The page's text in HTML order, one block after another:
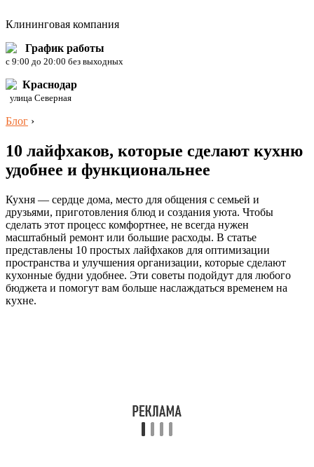
Клининговая компания
График работы
c 9:00 до 20:00 без выходных
Краснодар
улица Северная
Блог ›
10 лайфхаков, которые сделают кухню
удобнее и функциональнее
Кухня — сердце дома, место для общения с семьей и
друзьями, приготовления блюд и создания уюта. Чтобы
сделать этот процесс комфортнее, не всегда нужен
масштабный ремонт или большие расходы. В статье
представлены 10 простых лайфхаков для оптимизации
пространства и улучшения организации, которые сделают
кухонные будни удобнее. Эти советы подойдут для любого
бюджета и помогут вам больше наслаждаться временем на
кухне.